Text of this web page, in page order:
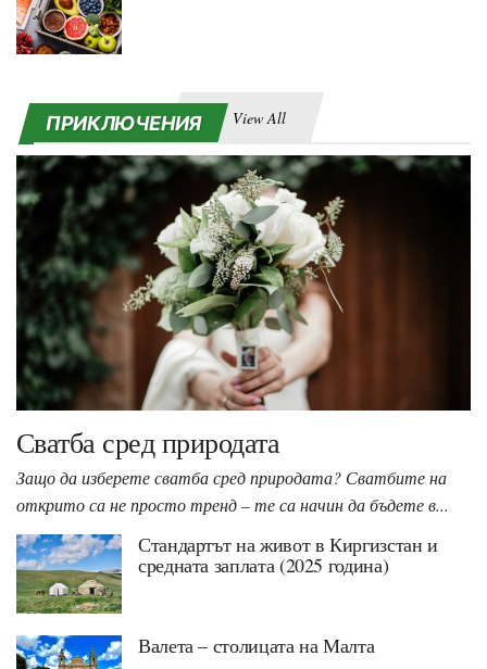
ПРИКЛЮЧЕНИЯ View All
Сватба сред природата
Защо да изберете сватба сред природата? Сватбите на
открито са не просто тренд – те са начин да бъдете в...
Стандартът на живот в Киргизстан и
средната заплата (2025 година)
Валета – столицата на Малта